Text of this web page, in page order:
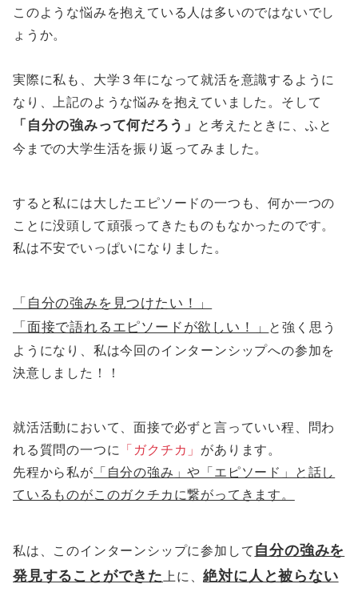
このような悩みを抱えている人は多いのではないでし
ょうか。
実際に私も、大学３年になって就活を意識するように
なり、上記のような悩みを抱えていました。そして
「自分の強みって何だろう」 と考えたときに、ふと
今までの大学生活を振り返ってみました。
すると私には大したエピソードの一つも、何か一つの
ことに没頭して頑張ってきたものもなかったのです。
私は不安でいっぱいになりました。
「自分の強みを見つけたい！」
「面接で語れるエピソードが欲しい！」 と強く思う
ようになり、私は今回のインターンシップへの参加を
決意しました！！
就活活動において、面接で必ずと言っていい程、問わ
れる質問の一つに 「ガクチカ」 があります。
先程から私が 「自分の強み」や「エピソード」と話し
ているものがこのガクチカに繋がってきます。
私は、このインターンシップに参加して 自分の強みを
発見することができた上に、絶対に人と被らない